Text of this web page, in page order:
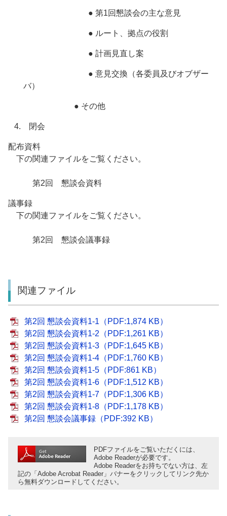
● 第1回懇談会の主な意見
● ルート、拠点の役割
● 計画見直し案
● 意見交換（各委員及びオブザー
バ）
● その他
4. 閉会
配布資料
下の関連ファイルをご覧ください。
第2回 懇談会資料
議事録
下の関連ファイルをご覧ください。
第2回 懇談会議事録
関連ファイル
第2回 懇談会資料1-1（PDF:1,874 KB）
第2回 懇談会資料1-2（PDF:1,261 KB）
第2回 懇談会資料1-3（PDF:1,645 KB）
第2回 懇談会資料1-4（PDF:1,760 KB）
第2回 懇談会資料1-5（PDF:861 KB）
第2回 懇談会資料1-6（PDF:1,512 KB）
第2回 懇談会資料1-7（PDF:1,306 KB）
第2回 懇談会資料1-8（PDF:1,178 KB）
第2回 懇談会議事録（PDF:392 KB）
PDFファイルをご覧いただくには、
Adobe Readerが必要です。
Adobe Readerをお持ちでない方は、左
記の「Adobe Acrobat Reader」バナーをクリックしてリンク先か
ら無料ダウンロードしてください。